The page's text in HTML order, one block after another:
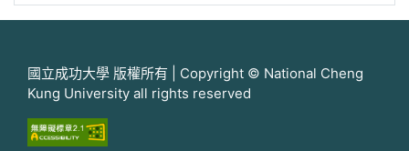
國立成功大學 版權所有 | Copyright © National Cheng
Kung University all rights reserved